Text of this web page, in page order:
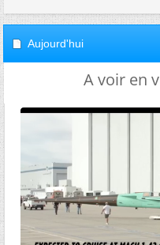
Aujourd'hui
A voir en